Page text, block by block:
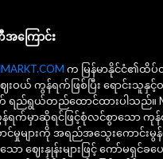
ကြောင်း
က မြန်မာနိုင်ငံ၏ထိပ်
းဝယ် ကွန်ရက်ဖြစ်ပြီး ရောင်းသူနှင့်
ည်ရွယ်တည်ထောင်ထားပါသည်။
ရက်မှာဆိုရင်ဖြင့်စုံလင်စွာသော ကု
င်မှုများကို အရည်အသွေးကောင်းမွ
ော ဈေးနှုန်းများဖြင့် ကော်မရှင်ခ